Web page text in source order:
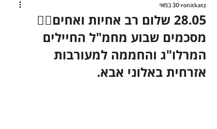
28.05 שלום רב אחיות ואחים🙋‍♂️
מסכמים שבוע מחמ"ל החיילים
המרלו"ג והחממה למעורבות
אזרחית באלוני אבא.
ronitkatz30 במאי